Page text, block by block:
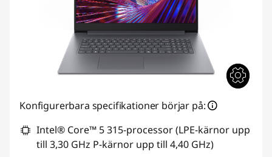
Konfigurerbara specifikationer börjar på:
Intel® Core™ 5 315-processor (LPE-kärnor upp
till 3,30 GHz P-kärnor upp till 4,40 GHz)